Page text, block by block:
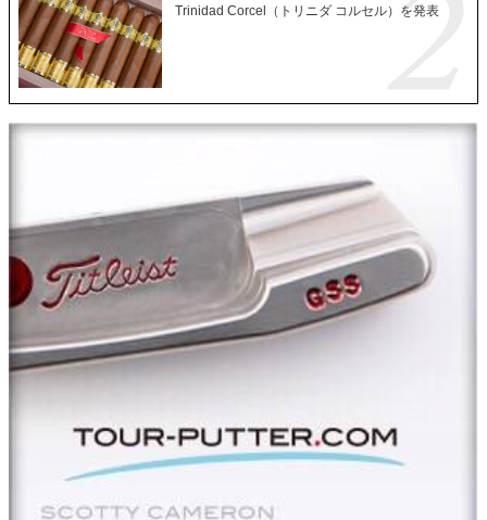
Trinidad Corcel（トリニダ コルセル）を発表